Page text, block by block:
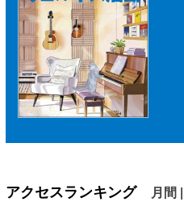
アクセスランキング 月間